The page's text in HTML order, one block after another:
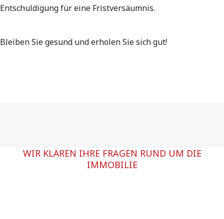
Entschuldigung für eine Fristversäumnis.
Bleiben Sie gesund und erholen Sie sich gut!
WIR KLÄREN IHRE FRAGEN RUND UM DIE
IMMOBILIE